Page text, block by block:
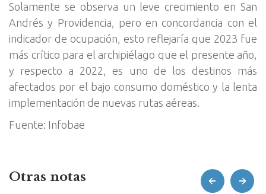
Solamente se observa un leve crecimiento en San
Andrés y Providencia, pero en concordancia con el
indicador de ocupación, esto reflejaría que 2023 fue
más crítico para el archipiélago que el presente año,
y respecto a 2022, es uno de los destinos más
afectados por el bajo consumo doméstico y la lenta
implementación de nuevas rutas aéreas.
Fuente: Infobae
Otras notas prev next